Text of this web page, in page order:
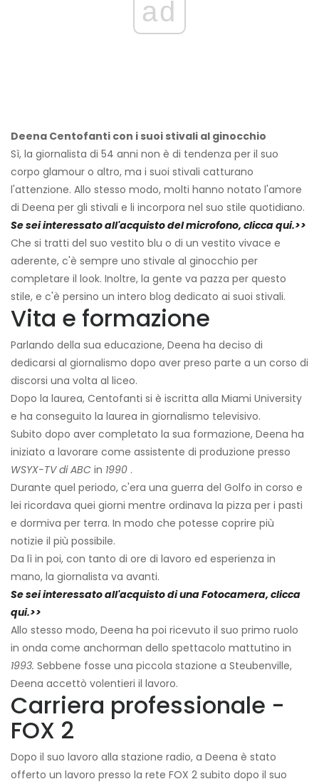
ad
Deena Centofanti con i suoi stivali al ginocchio
Sì, la giornalista di 54 anni non è di tendenza per il suo
corpo glamour o altro, ma i suoi stivali catturano
l'attenzione. Allo stesso modo, molti hanno notato l'amore
di Deena per gli stivali e li incorpora nel suo stile quotidiano.
Se sei interessato all'acquisto del microfono, clicca qui.>>
Che si tratti del suo vestito blu o di un vestito vivace e
aderente, c'è sempre uno stivale al ginocchio per
completare il look. Inoltre, la gente va pazza per questo
stile, e c'è persino un intero blog dedicato ai suoi stivali.
Vita e formazione
Parlando della sua educazione, Deena ha deciso di
dedicarsi al giornalismo dopo aver preso parte a un corso di
discorsi una volta al liceo.
Dopo la laurea, Centofanti si è iscritta alla Miami University
e ha conseguito la laurea in giornalismo televisivo.
Subito dopo aver completato la sua formazione, Deena ha
iniziato a lavorare come assistente di produzione presso
WSYX-TV di ABC in 1990 .
Durante quel periodo, c'era una guerra del Golfo in corso e
lei ricordava quei giorni mentre ordinava la pizza per i pasti
e dormiva per terra. In modo che potesse coprire più
notizie il più possibile.
Da lì in poi, con tanto di ore di lavoro ed esperienza in
mano, la giornalista va avanti.
Se sei interessato all'acquisto di una Fotocamera, clicca
qui.>>
Allo stesso modo, Deena ha poi ricevuto il suo primo ruolo
in onda come anchorman dello spettacolo mattutino in
1993. Sebbene fosse una piccola stazione a Steubenville,
Deena accettò volentieri il lavoro.
Carriera professionale -
FOX 2
Dopo il suo lavoro alla stazione radio, a Deena è stato
offerto un lavoro presso la rete FOX 2 subito dopo il suo